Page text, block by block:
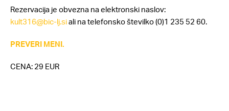
Rezervacija je obvezna na elektronski naslov:
kult316@bic-lj.siali na telefonsko številko (0)1 235 52 60.
PREVERI MENI.
CENA: 29 EUR